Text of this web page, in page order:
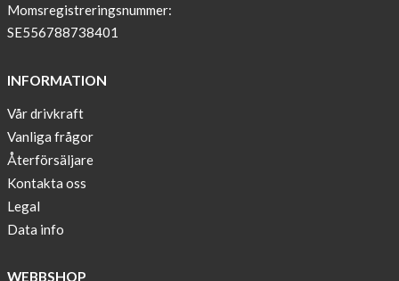
pockets
and
sleeves
Anna
Sjöberg
nominated
as
one
of
Momsregistreringsnummer:
SE556788738401
INFORMATION
Vår drivkraft
Vanliga frågor
Återförsäljare
Kontakta oss
Legal
Data info
WEBBSHOP